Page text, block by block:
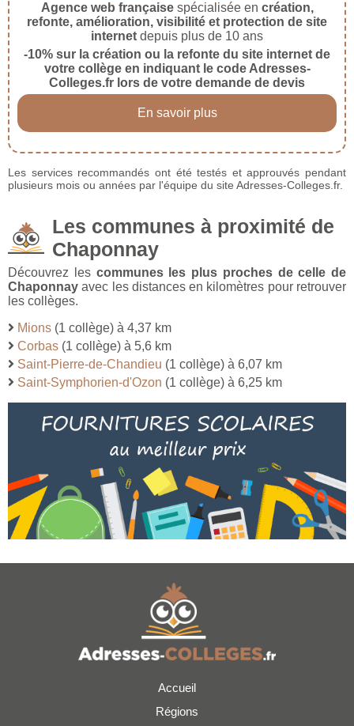
Agence web françaisespécialisée en création,
refonte, amélioration, visibilité et protection de site
internet depuis plus de 10 ans
-10% sur la création ou la refonte du site internet de
votre collège en indiquant le code Adresses-
Colleges.fr lors de votre demande de devis
En savoir plus
Les services recommandés ont été testés et approuvés pendant
plusieurs mois ou années par l'équipe du site Adresses-Colleges.fr.
Les communes à proximité de
Chaponnay
Découvrez les communes les plus proches de celle de
Chaponnay avec les distances en kilomètres pour retrouver
les collèges.
Mions (1 collège) à 4,37 km
Corbas (1 collège) à 5,6 km
Saint-Pierre-de-Chandieu (1 collège) à 6,07 km
Saint-Symphorien-d'Ozon (1 collège) à 6,25 km
Accueil
Régions